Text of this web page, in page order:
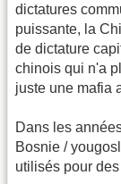
dictatures
puissante, la
de dictature
chinois qui n'a
juste une mafia
Dans les
Bosnie /
utilisés pour